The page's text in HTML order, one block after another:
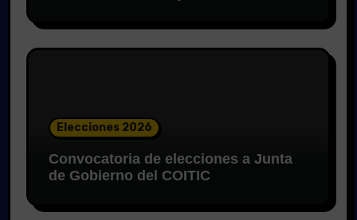
Elecciones 2026
Convocatoria de elecciones a Junta
de Gobierno del COITIC